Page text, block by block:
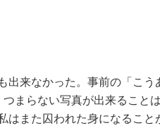
来なかった。事前の「こ
まらない写真が出来るこ
また囚われた身になること